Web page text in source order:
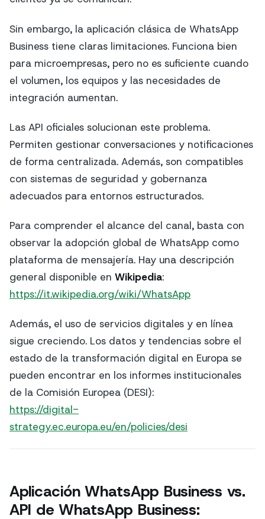
Sin embargo, la aplicación clásica de WhatsApp
Business tiene claras limitaciones. Funciona bien
para microempresas, pero no es suficiente cuando
el volumen, los equipos y las necesidades de
integración aumentan.
Las API oficiales solucionan este problema.
Permiten gestionar conversaciones y notificaciones
de forma centralizada. Además, son compatibles
con sistemas de seguridad y gobernanza
adecuados para entornos estructurados.
Para comprender el alcance del canal, basta con
observar la adopción global de WhatsApp como
plataforma de mensajería. Hay una descripción
general disponible en Wikipedia:
https://it.wikipedia.org/wiki/WhatsApp
Además, el uso de servicios digitales y en línea
sigue creciendo. Los datos y tendencias sobre el
estado de la transformación digital en Europa se
pueden encontrar en los informes institucionales
de la Comisión Europea (DESI):
https://digital-
strategy.ec.europa.eu/en/policies/desi
Aplicación WhatsApp Business vs.
API de WhatsApp Business: